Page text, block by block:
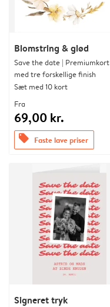
Blomstring & glød
Save the date | Premiumkort
med tre forskellige finish
Sæt med 10 kort
Fra
69,00 kr.
offers Faste lave priser
Signeret tryk